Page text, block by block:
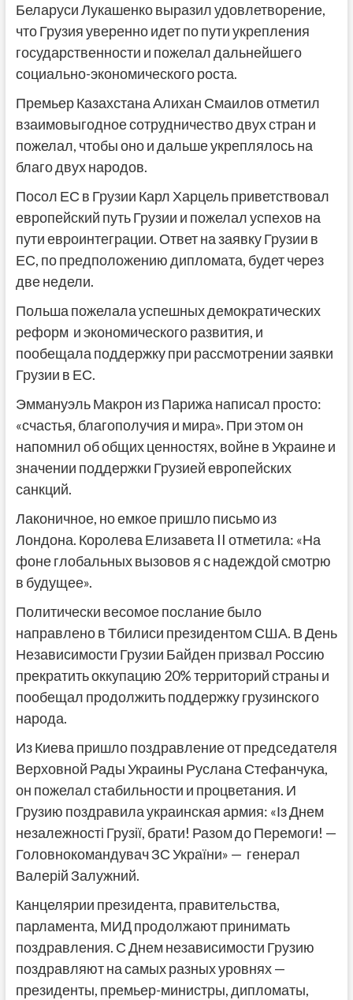
Беларуси Лукашенко выразил удовлетворение,
что Грузия уверенно идет по пути укрепления
государственности и пожелал дальнейшего
социально-экономического роста.
Премьер Казахстана Алихан Смаилов отметил
взаимовыгодное сотрудничество двух стран и
пожелал, чтобы оно и дальше укреплялось на
благо двух народов.
Посол ЕС в Грузии Карл Харцель приветствовал
европейский путь Грузии и пожелал успехов на
пути евроинтеграции. Ответ на заявку Грузии в
ЕС, по предположению дипломата, будет через
две недели.
Польша пожелала успешных демократических
реформ и экономического развития, и
пообещала поддержку при рассмотрении заявки
Грузии в ЕС.
Эммануэль Макрон из Парижа написал просто:
«счастья, благополучия и мира». При этом он
напомнил об общих ценностях, войне в Украине и
значении поддержки Грузией европейских
санкций.
Лаконичное, но емкое пришло письмо из
Лондона. Королева Елизавета II отметила: «На
фоне глобальных вызовов я с надеждой смотрю
в будущее».
Политически весомое послание было
направлено в Тбилиси президентом США. В День
Независимости Грузии Байден призвал Россию
прекратить оккупацию 20% территорий страны и
пообещал продолжить поддержку грузинского
народа.
Из Киева пришло поздравление от председателя
Верховной Рады Украины Руслана Стефанчука,
он пожелал стабильности и процветания. И
Грузию поздравила украинская армия: «Із Днем
незалежності Грузії, брати! Разом до Перемоги! —
Головнокомандувач ЗС України» — генерал
Валерій Залужний.
Канцелярии президента, правительства,
парламента, МИД продолжают принимать
поздравления. С Днем независимости Грузию
поздравляют на самых разных уровнях —
президенты, премьер-министры, дипломаты,